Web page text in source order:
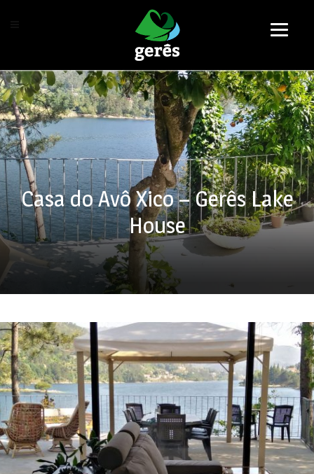
Casa do Avô Xico – Gerês Lake
House